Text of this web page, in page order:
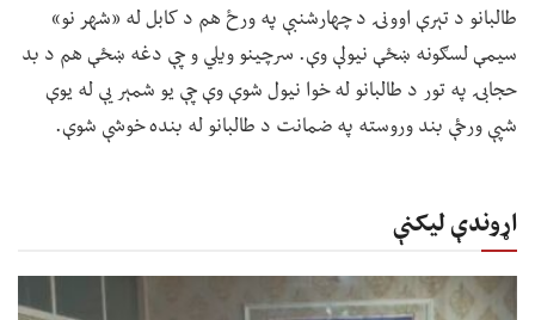
طالبانو د تېرې اوونۍ د چهارشنبې په ورځ هم د کابل له «شهر نو»
سیمې لسګونه ښځې نیولې وې. سرچینو ویلي و چې دغه ښځې هم د بد
حجابۍ په تور د طالبانو له خوا نیول شوې وې چې یو شمېر یې له یوې
شپې ورځې بند وروسته په ضمانت د طالبانو له بنده خوشې شوې.
اړوندې لیکنې